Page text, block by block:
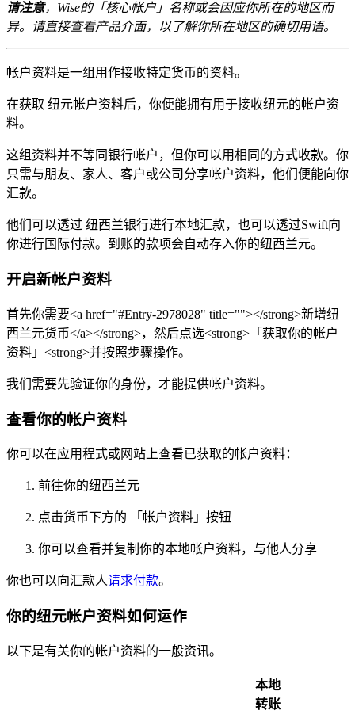
请注意，Wise的「核心帐户」名称或会因应你所在的地区而
异。请直接查看产品介面，以了解你所在地区的确切用语。
帐户资料是一组用作接收特定货币的资料。
在获取 纽元帐户资料后，你便能拥有用于接收纽元的帐户资
料。
这组资料并不等同银行帐户，但你可以用相同的方式收款。你
只需与朋友、家人、客户或公司分享帐户资料，他们便能向你
汇款。
他们可以透过 纽西兰银行进行本地汇款，也可以透过Swift向
你进行国际付款。到账的款项会自动存入你的纽西兰元。
开启新帐户资料
首先你需要<a href="#Entry-2978028" title=""></strong>新增纽
西兰元货币</a></strong>，然后点选<strong>「获取你的帐户
资料」<strong>并按照步骤操作。
我们需要先验证你的身份，才能提供帐户资料。
查看你的帐户资料
你可以在应用程式或网站上查看已获取的帐户资料：
前往你的纽西兰元
点击货币下方的 「帐户资料」按钮
你可以查看并复制你的本地帐户资料，与他人分享
你也可以向汇款人请求付款。
你的纽元帐户资料如何运作
以下是有关你的帐户资料的一般资讯。
本地
转账